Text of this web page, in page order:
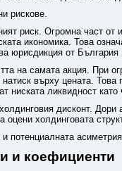
рискове.
риск. Огромна част от
икономика. Това
юрисдикция от
на самата акция. При
върху цената.
ниската ликвидност като
дисконт.
оцени холдинговата
потенциалната
и коефициенти